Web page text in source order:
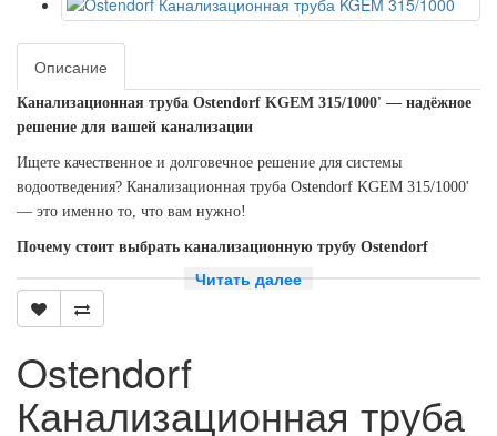
Описание
Канализационная труба Ostendorf KGEM 315/1000' — надёжное
решение для вашей канализации
Ищете качественное и долговечное решение для системы
водоотведения? Канализационная труба Ostendorf KGEM 315/1000'
— это именно то, что вам нужно!
Почему стоит выбрать канализационную трубу Ostendorf
Высокое качество материалов.
изготавливаются из прочного и долговечного сырья, что
гарантирует их устойчивость к коррозии, механическим
повреждениям и другим внешним воздействиям.
соответствует всем необходимым стандартам качества и
Читать далее
Ostendorf
Канализационная труба